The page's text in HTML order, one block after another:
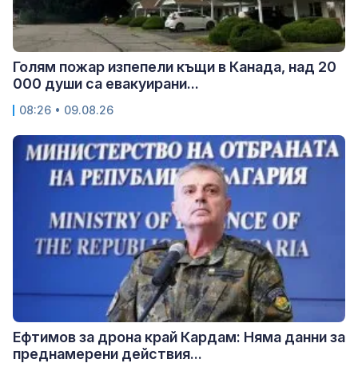
Голям пожар изпепели къщи в Канада, над 20
000 души са евакуирани...
08:26 • 09.08.26
Ефтимов за дрона край Кардам: Няма данни за
преднамерени действия...